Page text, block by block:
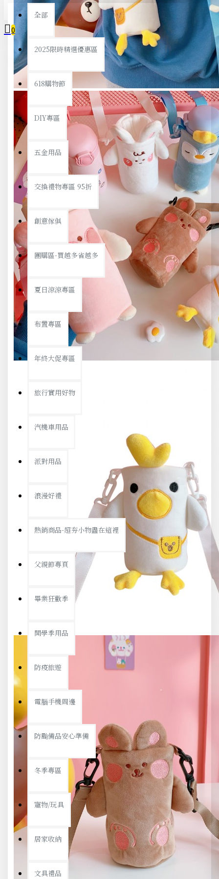
全部
2025限時精選優惠區
618購物節
DIY專區
五金用品
交換禮物專區 95折
創意傢俱
團購區-買越多省越多
夏日涼涼專區
布置專區
年終大促專區
旅行實用好物
汽機車用品
派對用品
浪漫好禮
熱銷商品-超夯小物盡在這裡
父親節專頁
畢業狂歡季
開學季用品
防疫旅遊
電腦手機周邊
防颱備品安心準備
冬季專區
寵物/玩具
居家收納
文具禮品
0
您的購物車內沒有商品！